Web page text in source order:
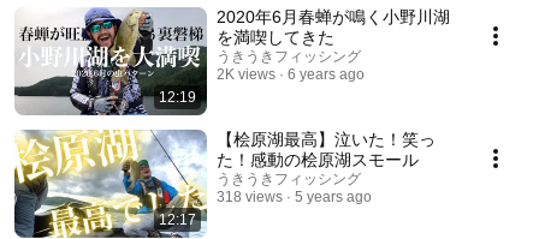
12:19
2020年6月春蝉が鳴く小野川湖
を満喫してきた
うきうきフィッシング
2K views
6 years ago
12:17
【桧原湖最高】泣いた！笑っ
た！感動の桧原湖スモール
うきうきフィッシング
318 views
5 years ago